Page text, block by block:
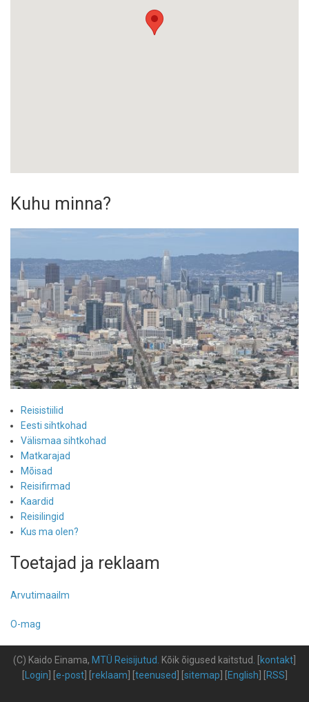
Kuhu minna?
Reisistiilid
Eesti sihtkohad
Välismaa sihtkohad
Matkarajad
Mõisad
Reisifirmad
Kaardid
Reisilingid
Kus ma olen?
Toetajad ja reklaam
Arvutimaailm
O-mag
(C) Kaido Einama, MTÜ Reisijutud Kõik õigused kaitstud kontakt
Login e-post] [ reklaam teenused sitemap English RSS